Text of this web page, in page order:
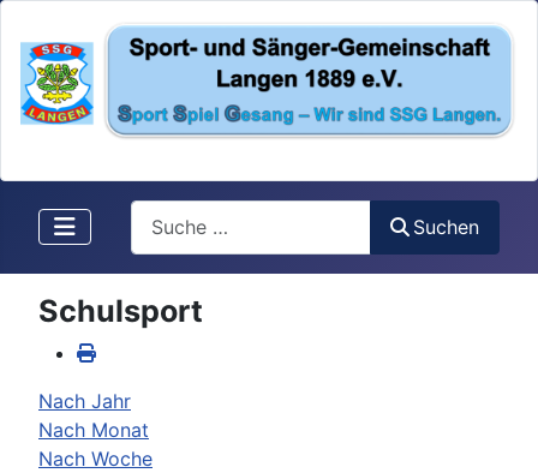
Search
Suchen
Schulsport
Nach Jahr
Nach Monat
Nach Woche